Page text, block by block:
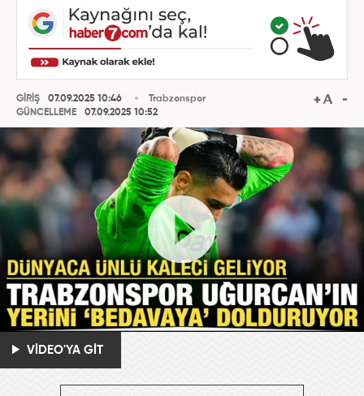
GİRİŞ
07.09.2025 10:46
GÜNCELLEME
07.09.2025 10:52
Trabzonspor
VİDEO'YA GİT